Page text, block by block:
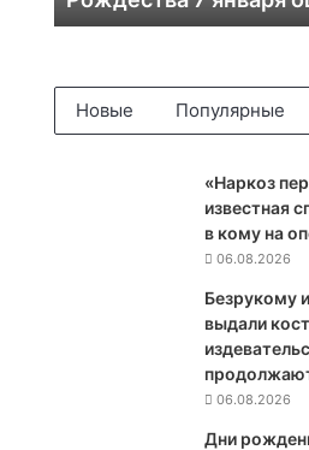
а
Новые Популярные
«Наркоз
известная
в кому на
06.08.2026
Безрукому
выдали
06.08.2026
Дни